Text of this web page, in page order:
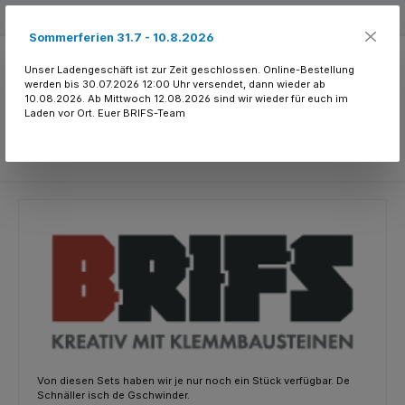
Von diesen Sets haben wir je nur noch ein Stück verfügbar. De
Schnäller isch de Gschwinder.
Sommerferien 31.7 - 10.8.2026
Unser Ladengeschäft ist zur Zeit geschlossen. Online-Bestellung
werden bis 30.07.2026 12:00 Uhr versendet, dann wieder ab
10.08.2026. Ab Mittwoch 12.08.2026 sind wir wieder für euch im
Laden vor Ort. Euer BRIFS-Team